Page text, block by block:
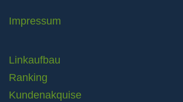
Impressum
Linkaufbau
Ranking
Kundenakquise